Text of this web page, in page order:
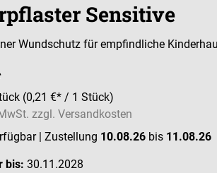
Sensitive
Wundschutz für empfindliche
(0,21 €* / 1 Stück)
zzgl. Versandkosten
| Zustellung 10.08.26 bis 11.08.26
bis: 30.11.2028